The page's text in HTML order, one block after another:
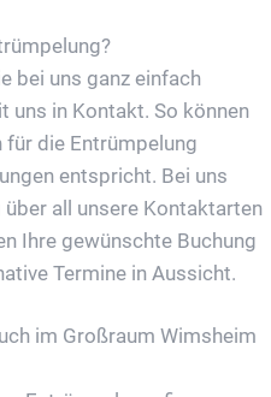
bei uns ganz einfach
uns in Kontakt. So können
für die Entrümpelung
entspricht. Bei uns
all unsere Kontaktarten
Ihre gewünschte Buchung
Termine in Aussicht.
im Großraum Wimsheim